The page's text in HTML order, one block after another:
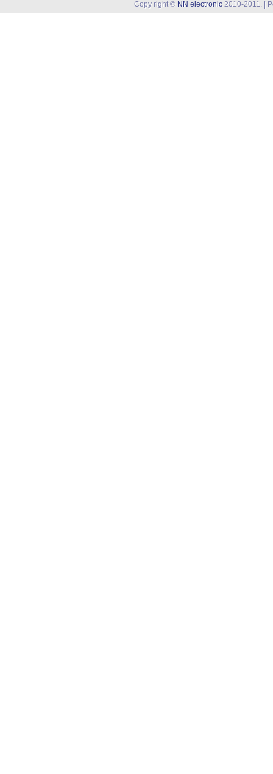
Copy right © NN electronic 2010-2011. |